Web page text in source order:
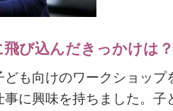
び込んだきっかけは？
も向けのワークショップ
事に興味を持ちました。子